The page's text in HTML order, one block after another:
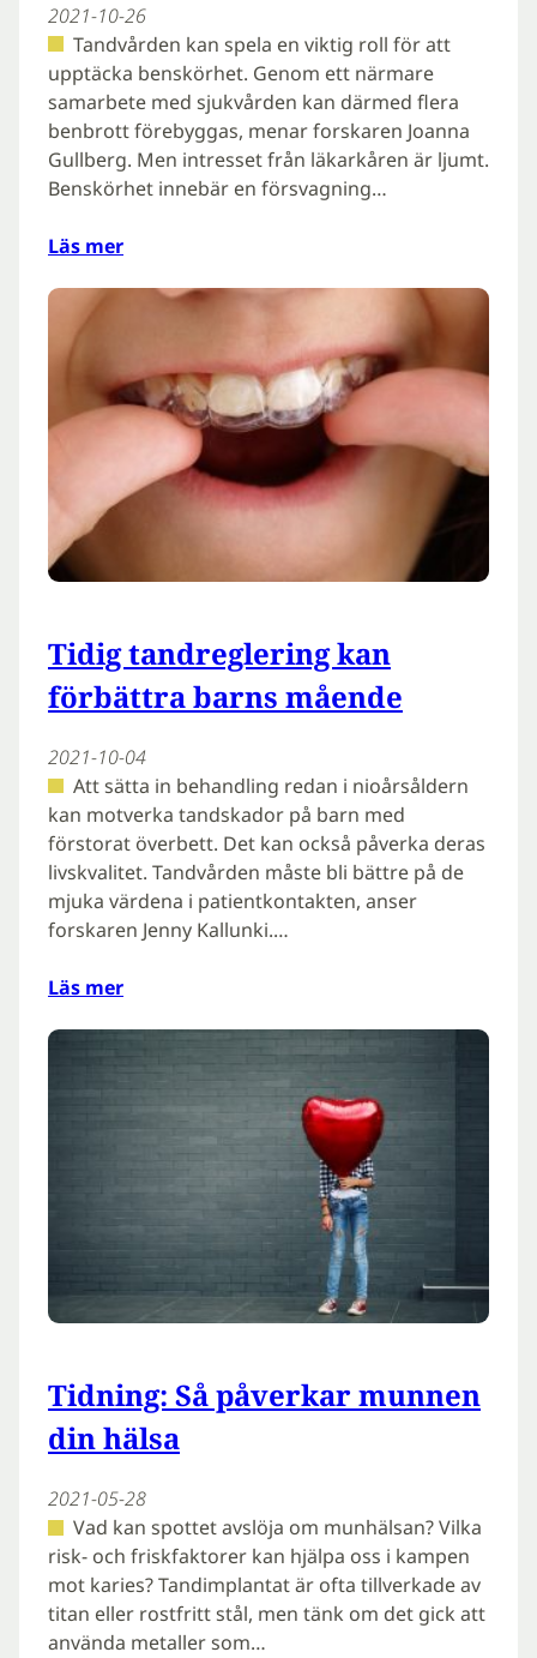
2021-10-26
Tandvården kan spela en viktig roll för att
upptäcka benskörhet. Genom ett närmare
samarbete med sjukvården kan därmed flera
benbrott förebyggas, menar forskaren Joanna
Gullberg. Men intresset från läkarkåren är ljumt.
Benskörhet innebär en försvagning…
Läs mer
Tidig tandreglering kan
förbättra barns mående
2021-10-04
Att sätta in behandling redan i nioårsåldern
kan motverka tandskador på barn med
förstorat överbett. Det kan också påverka deras
livskvalitet. Tandvården måste bli bättre på de
mjuka värdena i patientkontakten, anser
forskaren Jenny Kallunki.…
Läs mer
Tidning: Så påverkar munnen
din hälsa
2021-05-28
Vad kan spottet avslöja om munhälsan? Vilka
risk- och friskfaktorer kan hjälpa oss i kampen
mot karies? Tandimplantat är ofta tillverkade av
titan eller rostfritt stål, men tänk om det gick att
använda metaller som…